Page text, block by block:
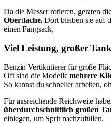
Da die Messer rotieren, geraten
Oberfläche. Dort bleiben sie auf
einen Fangsack,
Viel Leistung, großer Tank
Benzin Vertikutierer für große
Oft sind die Modelle mehrere
So kannst du schneller arbeiten,
Für ausreichende Reichweite
überdurchschnittlich großen
einlegen, um Sprit nachzufüllen.